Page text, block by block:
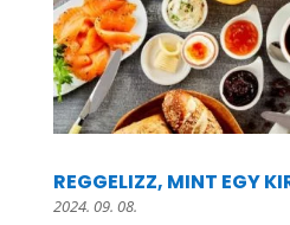
REGGELIZZ, MINT EGY
2024. 09. 08.